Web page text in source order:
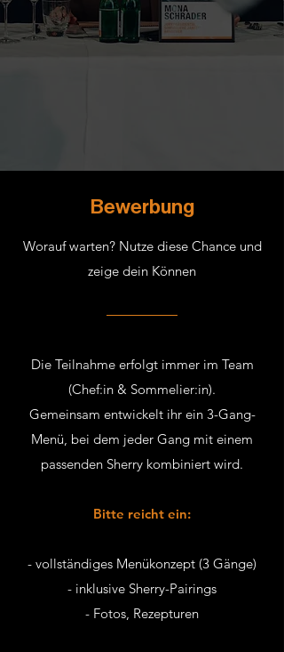
Bewerbung
Worauf warten? Nutze diese Chance und
zeige dein Können
Die Teilnahme erfolgt immer im Team
(Chef:in & Sommelier:in).
Gemeinsam entwickelt ihr ein 3-Gang-
Menü, bei dem jeder Gang mit einem
passenden Sherry kombiniert wird.
Bitte reicht ein:
- vollständiges Menükonzept (3 Gänge)
- inklusive Sherry-Pairings
- Fotos, Rezepturen